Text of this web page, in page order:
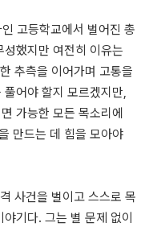
고등학교에서 벌어진 총
했지만 여전히 이유는
추측을 이어가며 고통을
어야 할지 모르겠지만,
가능한 모든 목소리에
만드는 데 힘을 모아야
사건을 벌이고 스스로 목
기다. 그는 별 문제 없이